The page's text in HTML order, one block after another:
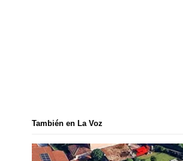
También en La Voz